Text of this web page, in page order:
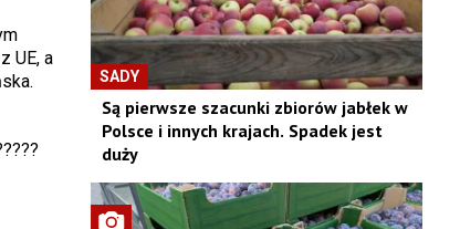
UE, a
SADY
Są pierwsze szacunki zbiorów jabłek w
Polsce i innych krajach. Spadek jest
duży